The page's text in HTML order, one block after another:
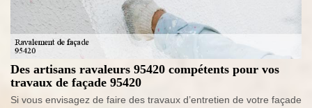
Des artisans ravaleurs 95420 compétents pour vos
travaux de façade 95420
Si vous envisagez de faire des travaux d’entretien de votre façade